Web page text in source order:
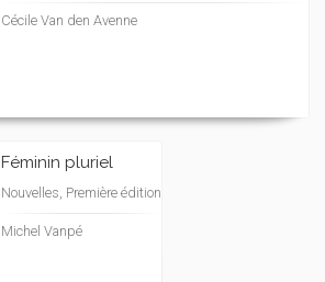
Cécile Van den Avenne
Féminin pluriel
Nouvelles, Première édition
Michel Vanpé